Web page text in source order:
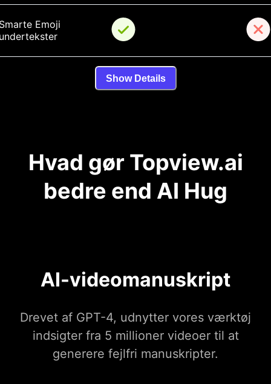
Emoji
Show Details
Hvad gør Topview.ai
bedre end AI Hug
AI-videomanuskript
Drevet af GPT-4, udnytter vores værktøj
indsigter fra 5 millioner videoer til at
generere fejlfri manuskripter.